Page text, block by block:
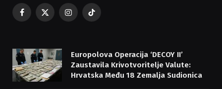
Facebook
X
Instagram
TikTok
Europolova Operacija ‘DECOY II’
Zaustavila Krivotvoritelje Valute:
Hrvatska Među 18 Zemalja Sudionica